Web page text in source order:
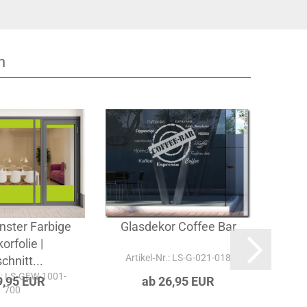
Farbige
|
LS-GEW-1001-
700
EUR
Glasdekor Coffee Bar
Artikel‑Nr.: LS-G-021-018
ab 26,95 EUR